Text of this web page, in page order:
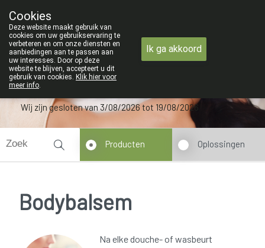
09 228 32 36
Wij zijn gesloten van 3/08/2026 tot 19/08/2026
Producten Oplossingen
Bodybalsem
Na elke douche- of wasbeurt
Cookies
Deze website maakt gebruik van
cookies om uw gebruikservaring te
verbeteren en om onze diensten en
aanbiedingen aan te passen aan
uw interesses. Door op deze
website te blijven, accepteert u dit
gebruik van cookies. Klik hier voor
meer info.
Ik ga akkoord